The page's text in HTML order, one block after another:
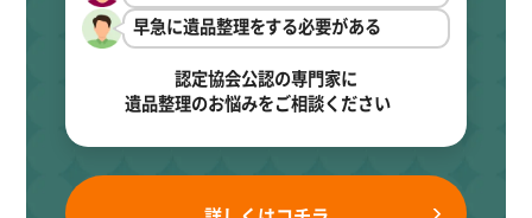
早急に遺品整理をする必要がある
認定協会公認の専門家に
遺品整理のお悩みをご相談ください